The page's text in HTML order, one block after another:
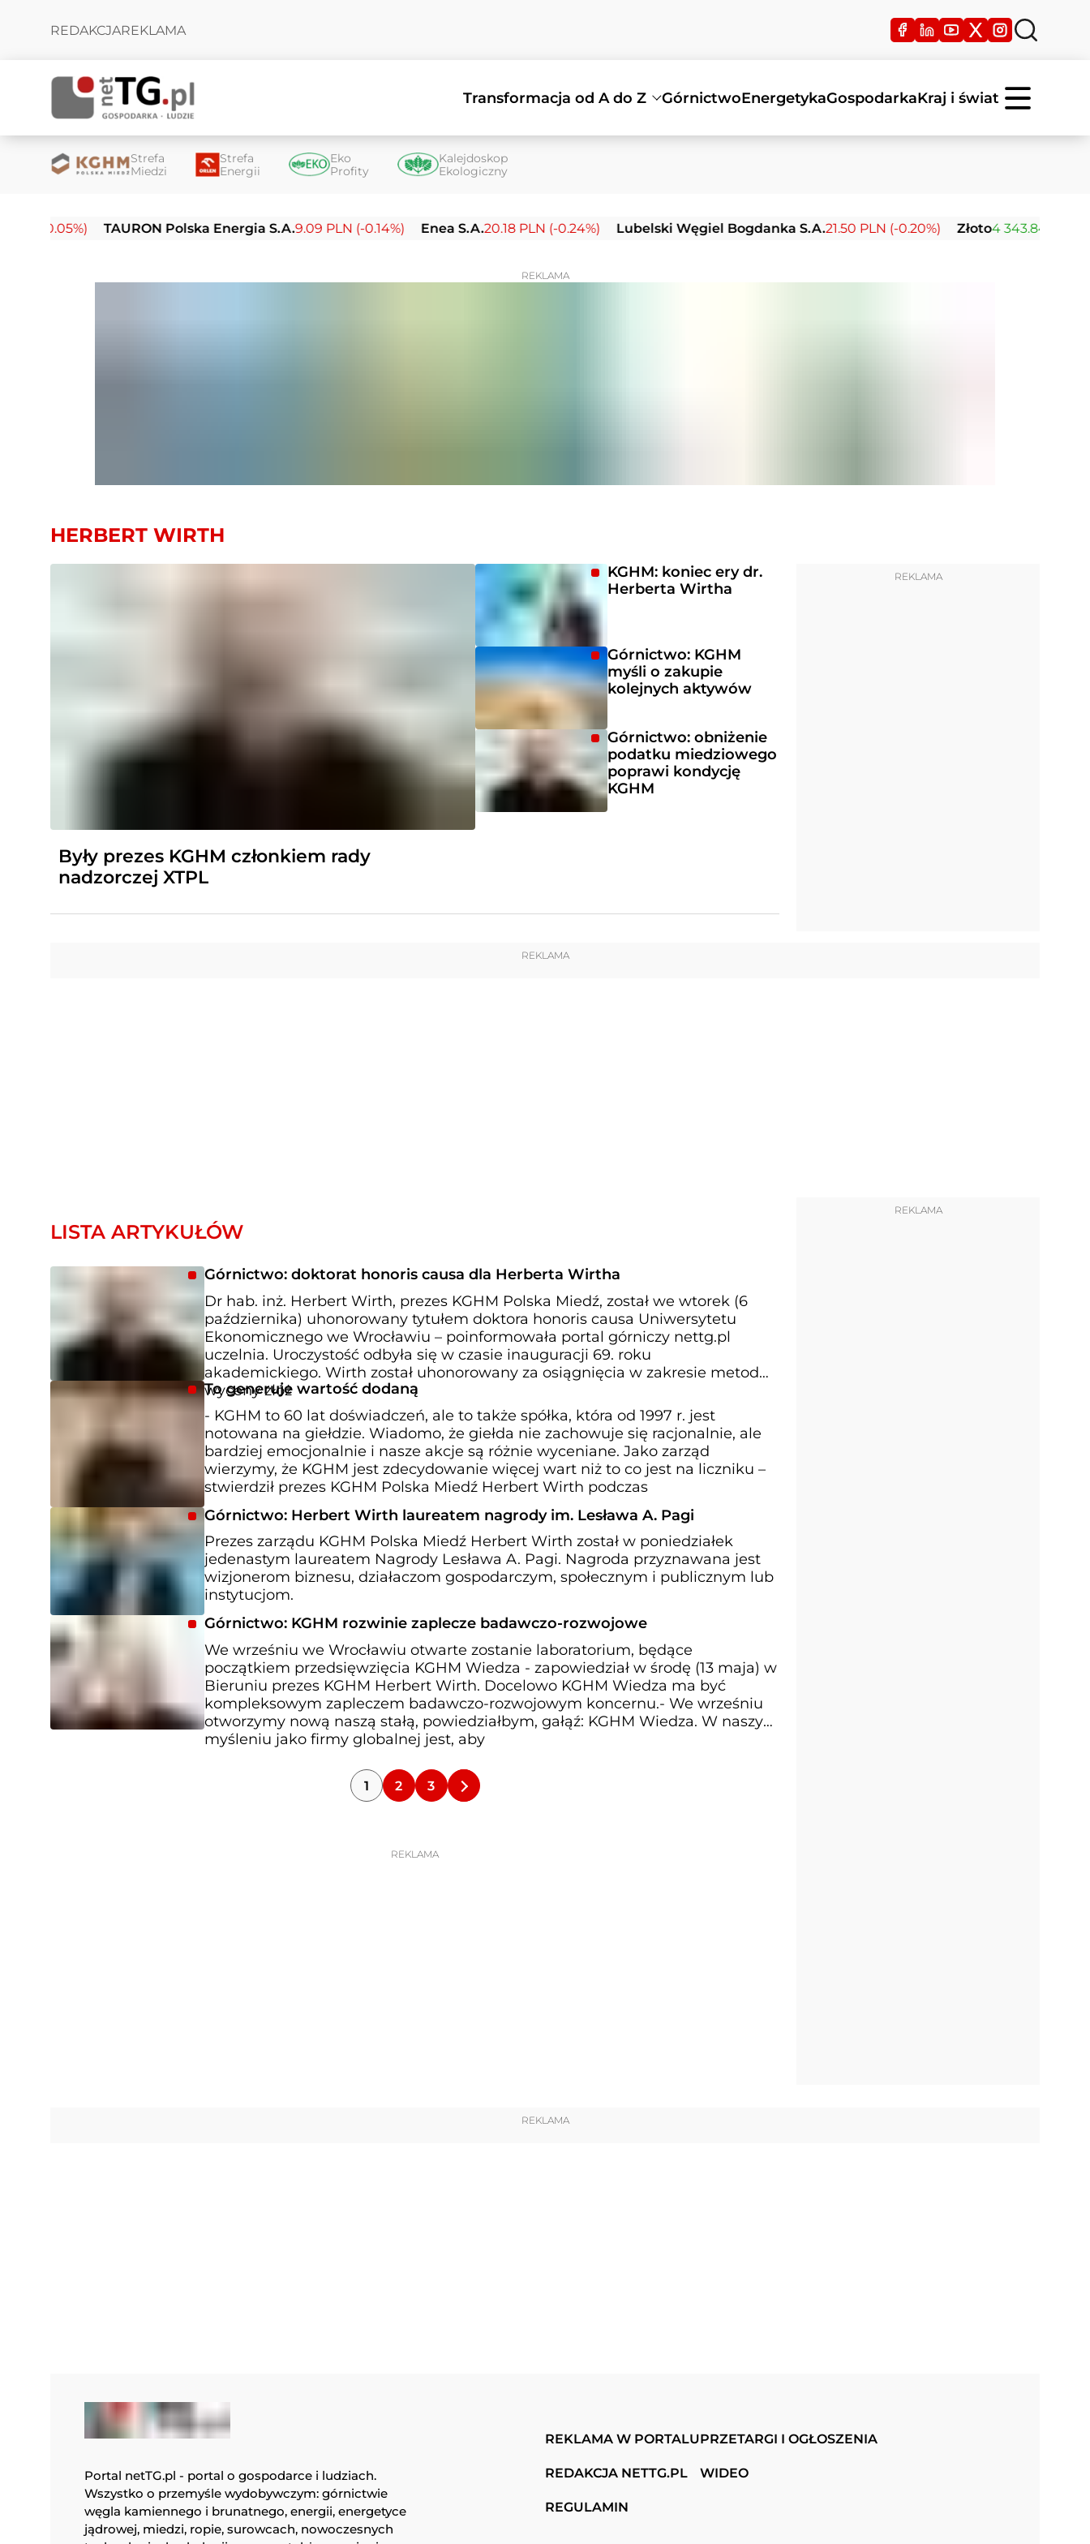
REDAKCJAREKLAMA
Transformacja od A do Z GórnictwoEnergetykaGospodarkaKraj i świat
Strefa
Miedzi
Strefa
Energii
Eko
Profity
Kalejdoskop
Ekologiczny
TAURON Polska Energia S.A.9.09 PLN (-0.14%) Enea S.A.20.18 PLN (-0.24%) Lubelski Węgiel Bogdanka S.A.21.50 PLN (-0.20%) Złoto 4 343.84 USD
REKLAMA
HERBERT WIRTH
Były prezes KGHM członkiem rady
nadzorczej XTPL
KGHM: koniec ery dr.
Herberta Wirtha
Górnictwo: KGHM
myśli o zakupie
kolejnych aktywów
Górnictwo: obniżenie
podatku miedziowego
poprawi kondycję
KGHM
REKLAMA
REKLAMA
LISTA ARTYKUŁÓW
Górnictwo: doktorat honoris causa dla Herberta Wirtha
Dr hab. inż. Herbert Wirth, prezes KGHM Polska Miedź, został we wtorek (6
października) uhonorowany tytułem doktora honoris causa Uniwersytetu
Ekonomicznego we Wrocławiu – poinformowała portal górniczy nettg.pl
uczelnia. Uroczystość odbyła się w czasie inauguracji 69. roku
akademickiego. Wirth został uhonorowany za osiągnięcia w zakresie metod
wyceny złóż
To generuje wartość dodaną
- KGHM to 60 lat doświadczeń, ale to także spółka, która od 1997 r. jest
notowana na giełdzie. Wiadomo, że giełda nie zachowuje się racjonalnie, ale
bardziej emocjonalnie i nasze akcje są różnie wyceniane. Jako zarząd
wierzymy, że KGHM jest zdecydowanie więcej wart niż to co jest na liczniku –
stwierdził prezes KGHM Polska Miedź Herbert Wirth podczas
Górnictwo: Herbert Wirth laureatem nagrody im. Lesława A. Pagi
Prezes zarządu KGHM Polska Miedź Herbert Wirth został w poniedziałek
jedenastym laureatem Nagrody Lesława A. Pagi. Nagroda przyznawana jest
wizjonerom biznesu, działaczom gospodarczym, społecznym i publicznym lub
instytucjom.
Górnictwo: KGHM rozwinie zaplecze badawczo-rozwojowe
We wrześniu we Wrocławiu otwarte zostanie laboratorium, będące
początkiem przedsięwzięcia KGHM Wiedza - zapowiedział w środę (13 maja) w
Bieruniu prezes KGHM Herbert Wirth. Docelowo KGHM Wiedza ma być
kompleksowym zapleczem badawczo-rozwojowym koncernu.- We wrześniu
otworzymy nową naszą stałą, powiedziałbym, gałąź: KGHM Wiedza. W naszym
myśleniu jako firmy globalnej jest, aby
1 2 3
REKLAMA
REKLAMA
REKLAMA
Portal netTG.pl - portal o gospodarce i ludziach.
Wszystko o przemyśle wydobywczym: górnictwie
węgla kamiennego i brunatnego, energii, energetyce
jądrowej, miedzi, ropie, surowcach, nowoczesnych
REKLAMA W PORTALU
REDAKCJA NETTG.PL
REGULAMIN
PRZETARGI I OGŁOSZENIA
WIDEO